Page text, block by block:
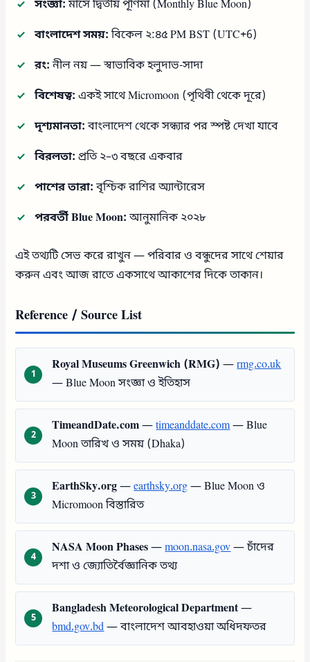
সংজ্ঞা:মাসে দ্বিতীয় পূর্ণিমা (Monthly Blue Moon)
বাংলাদেশ সময়:বিকেল ২:৪৫ PM BST (UTC+6)
রং:নীল নয় — স্বাভাবিক হলুদাভ-সাদা
বিশেষত্ব: একই সাথে Micromoon (পৃথিবী থেকে দূরে)
দৃশ্যমানতা:বাংলাদেশ থেকে সন্ধ্যার পর স্পষ্ট দেখা যাবে
বিরলতা: প্রতি ২–৩ বছরে একবার
পাশের তারা:বৃশ্চিক রাশির অ্যান্টারেস
পরবর্তী Blue Moon:আনুমানিক ২০২৮
এই তথ্যটি সেভ করে রাখুন — পরিবার ও বন্ধুদের সাথে শেয়ার
করুন এবং আজ রাতে একসাথে আকাশের দিকে তাকান।
Reference / Source List
Royal Museums Greenwich (RMG) —rmg.co.uk
— Blue Moon সংজ্ঞা ও ইতিহাস
TimeandDate.com—timeanddate.com— Blue
Moon তারিখ ও সময় (Dhaka)
EarthSky.org—earthsky.org— Blue Moon ও
Micromoon বিস্তারিত
NASA Moon Phases—moon.nasa.gov— চাঁদের
দশা ও জ্যোতির্বৈজ্ঞানিক তথ্য
Bangladesh Meteorological Department—
bmd.gov.bd— বাংলাদেশ আবহাওয়া অধিদফতর